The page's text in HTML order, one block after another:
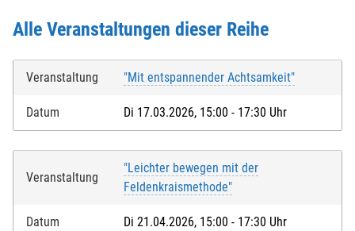
Alle Veranstaltungen dieser Reihe
Veranstaltung "Mit entspannender Achtsamkeit"
Datum Di 17.03.2026, 15:00 - 17:30 Uhr
Veranstaltung
"Leichter bewegen mit der
Feldenkraismethode"
Datum Di 21.04.2026, 15:00 - 17:30 Uhr